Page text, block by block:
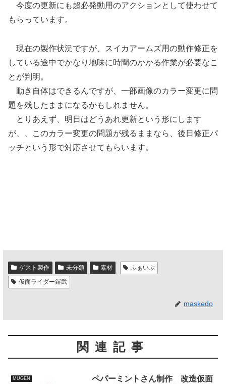
今度の更新にも超必発動用のアクションとして使わせて
もらっています。
現在の製作状況ですが、スイカアームズ用の動作修正を
している途中でかなり地味に時間のかかる作業が必要なこ
とが判明。
動き自体はできるんですが、一部画像のカラー変更に問
題を残したままになるかもしれません。
とりあえず、明日はどうあれ更新という形にします
が、、このカラー変更の問題が残るままなら、後日修正パ
ッチという形で対応させてもらいます。
ゲスト製作 未分類 素材
ふぁいぶ
仮面ライダー鎧武
maskedo
関連記事
MUGEN
ペパーミントさん制作 改造仮面